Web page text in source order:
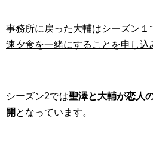
事務所に戻った大輔はシーズン１
速夕食を一緒にすることを申し込
シーズン2では聖澤と大輔が恋人
開 となっています。